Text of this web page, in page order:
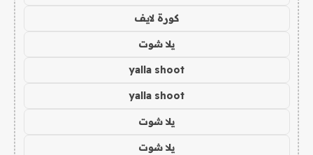
كورة لايف
يلا شوت
yalla shoot
yalla shoot
يلا شوت
يلا شوت